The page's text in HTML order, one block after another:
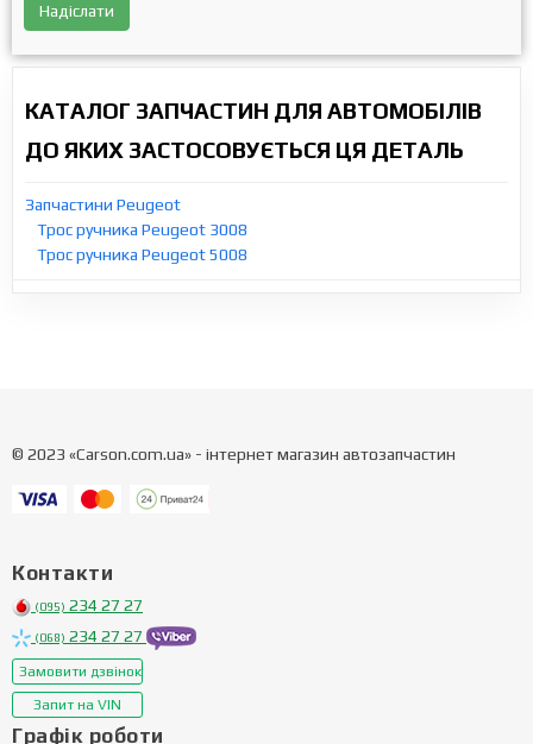
Надіслати
КАТАЛОГ ЗАПЧАСТИН ДЛЯ АВТОМОБІЛІВ
ДО ЯКИХ ЗАСТОСОВУЄТЬСЯ ЦЯ ДЕТАЛЬ
Запчастини Peugeot
Трос ручника Peugeot 3008
Трос ручника Peugeot 5008
© 2023 «Carson.com.ua» - інтернет магазин автозапчастин
Контакти
(095) 234 27 27
(068) 234 27 27
Замовити дзвінок
Запит на VIN
Графік роботи